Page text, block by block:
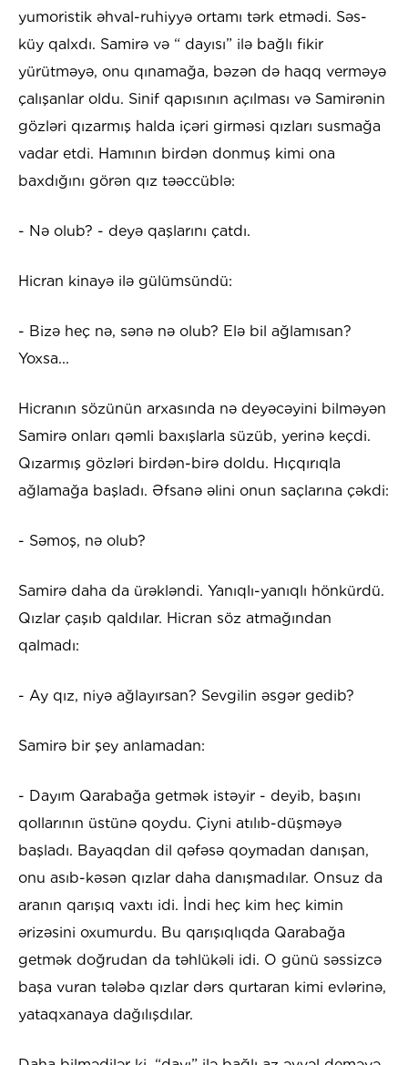
yumoristik əhval-ruhiyyə ortamı tərk etmədi. Səs-
küy qalxdı. Samirə və “ dayısı” ilə bağlı fikir
yürütməyə, onu qınamağa, bəzən də haqq verməyə
çalışanlar oldu. Sinif qapısının açılması və Samirənin
gözləri qızarmış halda içəri girməsi qızları susmağa
vadar etdi. Hamının birdən donmuş kimi ona
baxdığını görən qız təəccüblə:
- Nə olub? - deyə qaşlarını çatdı.
Hicran kinayə ilə gülümsündü:
- Bizə heç nə, sənə nə olub? Elə bil ağlamısan?
Yoxsa...
Hicranın sözünün arxasında nə deyəcəyini bilməyən
Samirə onları qəmli baxışlarla süzüb, yerinə keçdi.
Qızarmış gözləri birdən-birə doldu. Hıçqırıqla
ağlamağa başladı. Əfsanə əlini onun saçlarına çəkdi:
- Səmoş, nə olub?
Samirə daha da ürəkləndi. Yanıqlı-yanıqlı hönkürdü.
Qızlar çaşıb qaldılar. Hicran söz atmağından
qalmadı:
- Ay qız, niyə ağlayırsan? Sevgilin əsgər gedib?
Samirə bir şey anlamadan:
- Dayım Qarabağa getmək istəyir - deyib, başını
qollarının üstünə qoydu. Çiyni atılıb-düşməyə
başladı. Bayaqdan dil qəfəsə qoymadan danışan,
onu asıb-kəsən qızlar daha danışmadılar. Onsuz da
aranın qarışıq vaxtı idi. İndi heç kim heç kimin
ərizəsini oxumurdu. Bu qarışıqlıqda Qarabağa
getmək doğrudan da təhlükəli idi. O günü səssizcə
başa vuran tələbə qızlar dərs qurtaran kimi evlərinə,
yataqxanaya dağılışdılar.